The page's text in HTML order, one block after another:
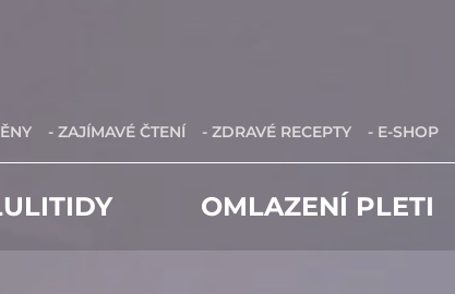
- ZAJÍMAVÉ ČTENÍ - ZDRAVÉ RECEPTY - E-SHOP
OMLAZENÍ PLETI